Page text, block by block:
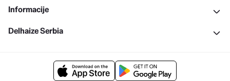
Informacije
Delhaize Serbia